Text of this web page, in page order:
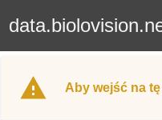
Aby wejść na